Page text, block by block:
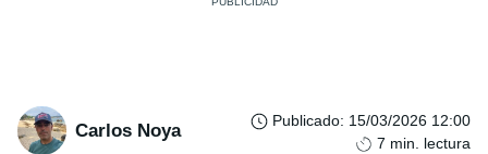
Carlos Noya Publicado: 15/03/2026 12:00
7 min. lectura